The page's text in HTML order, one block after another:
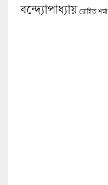
বন্দ্যোপাধ্যায় রোহিত শর্মা